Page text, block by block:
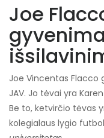
Joe
Joe Vincentas Flacco
JAV. Jo tėvai yra
Be to, ketvirčio tėvas
kolegialaus lygio